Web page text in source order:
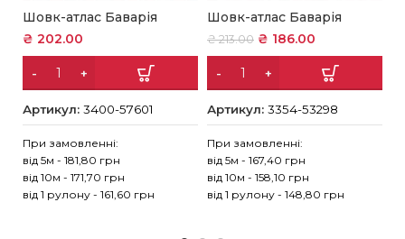
Шовк-атлас Баварія
₴ 202.00
Артикул:3400-57601
При замовленні:
від 5м - 181,80 грн
від 10м - 171,70 грн
від 1 рулону - 161,60 грн
Шовк-атлас Баварія
₴213.00 ₴ 186.00
Артикул: 3354-53298
При замовленні:
від 5м - 167,40 грн
від 10м - 158,10 грн
від 1 рулону - 148,80 грн